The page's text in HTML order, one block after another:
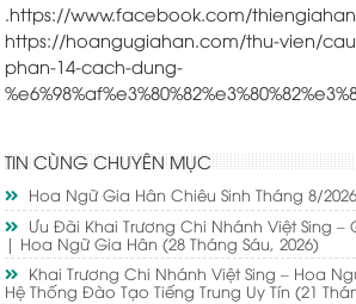
.https://www.facebook.com/thiengiahan
https://hoangugiahan.com/thu-vien/
phan-14-cach-dung-
TIN CÙNG CHUYÊN MỤC
Hoa Ngữ Gia Hân Chiêu Sinh Tháng 8/
Ưu Đãi Khai Trương Chi Nhánh Việt Sing –
| Hoa Ngữ Gia Hân(28 Tháng Sáu, 2026)
Khai Trương Chi Nhánh Việt Sing – Hoa
Hệ Thống Đào Tạo Tiếng Trung Uy Tín(21